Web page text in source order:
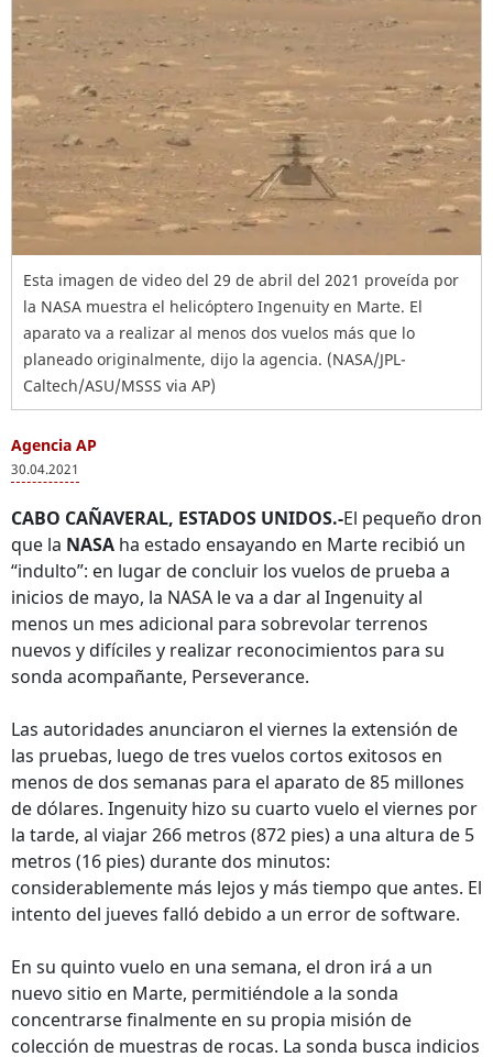
Esta imagen de video del 29 de abril del 2021 proveída por
la NASA muestra el helicóptero Ingenuity en Marte. El
aparato va a realizar al menos dos vuelos más que lo
planeado originalmente, dijo la agencia. (NASA/JPL-
Caltech/ASU/MSSS via AP)
Agencia AP
30.04.2021
CABO CAÑAVERAL, ESTADOS UNIDOS.-El pequeño dron
que la NASA ha estado ensayando en Marte recibió un
“indulto”: en lugar de concluir los vuelos de prueba a
inicios de mayo, la NASA le va a dar al Ingenuity al
menos un mes adicional para sobrevolar terrenos
nuevos y difíciles y realizar reconocimientos para su
sonda acompañante, Perseverance.
Las autoridades anunciaron el viernes la extensión de
las pruebas, luego de tres vuelos cortos exitosos en
menos de dos semanas para el aparato de 85 millones
de dólares. Ingenuity hizo su cuarto vuelo el viernes por
la tarde, al viajar 266 metros (872 pies) a una altura de 5
metros (16 pies) durante dos minutos:
considerablemente más lejos y más tiempo que antes. El
intento del jueves falló debido a un error de software.
En su quinto vuelo en una semana, el dron irá a un
nuevo sitio en Marte, permitiéndole a la sonda
concentrarse finalmente en su propia misión de
colección de muestras de rocas. La sonda busca indicios